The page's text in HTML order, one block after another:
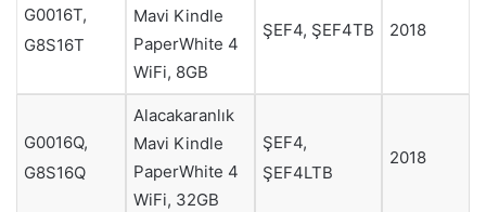
G0016T,
G8S16T
Mavi Kindle
PaperWhite 4
WiFi, 8GB
ŞEF4, ŞEF4TB 2018
G0016Q,
G8S16Q
Alacakaranlık
Mavi Kindle
PaperWhite 4
WiFi, 32GB
ŞEF4,
ŞEF4LTB
2018